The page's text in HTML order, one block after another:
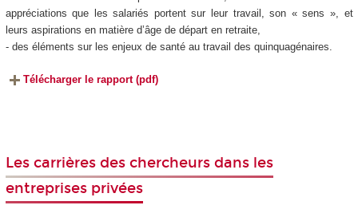
appréciations que les salariés portent sur leur travail, son « sens », et
leurs aspirations en matière d’âge de départ en retraite,
- des éléments sur les enjeux de santé au travail des quinquagénaires.
Télécharger le rapport (pdf)
Les carrières des chercheurs dans les
entreprises privées